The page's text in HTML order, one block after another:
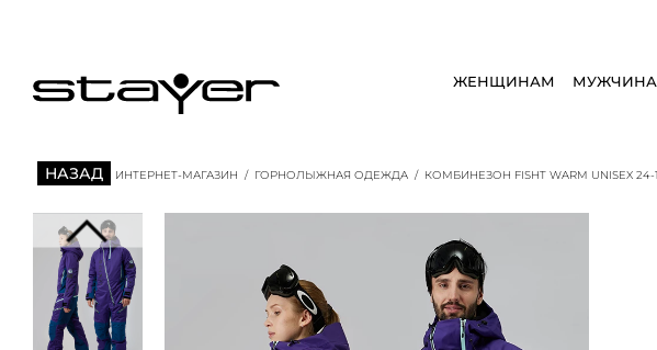
ЖЕНЩИНАМ
НАЗАД ИНТЕРНЕТ-МАГАЗИН / ГОРНОЛЫЖНАЯ ОДЕЖДА / КОМБИНЕЗОН FISHT WARM UNISEX 24-